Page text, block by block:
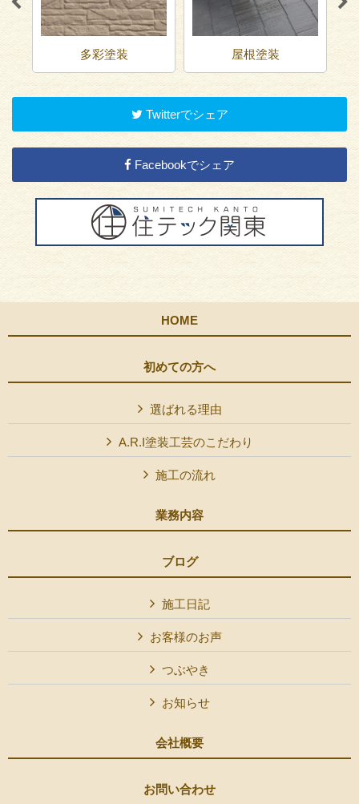
多彩塗装 屋根塗装
Twitterでシェア
Facebookでシェア
HOME
初めての方へ
選ばれる理由
A.R.I塗装工芸のこだわり
施工の流れ
業務内容
ブログ
施工日記
お客様のお声
つぶやき
お知らせ
会社概要
お問い合わせ